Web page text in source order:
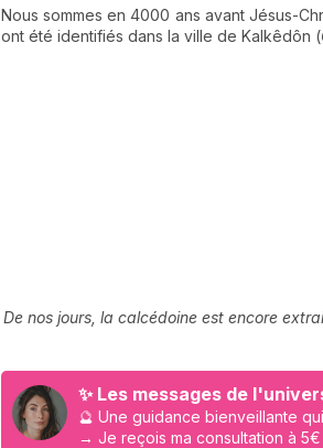
Nous sommes en 4000 ans avant Jésus-
ont été identifiés dans la ville de Kalkêdôn (
De nos jours, la calcédoine est encore
✨ Les messages de
🔮 Une guidance bienveillante
→ Je reçois ma consultation à 5€